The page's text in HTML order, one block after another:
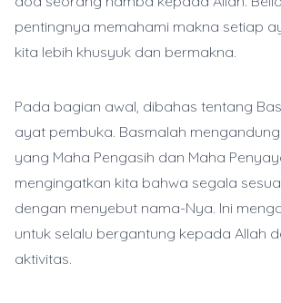
pentingnya memahami makna setiap
kita lebih khusyuk dan bermakna.
Pada bagian awal, dibahas tentang
ayat pembuka. Basmalah
yang Maha Pengasih dan Maha
mengingatkan kita bahwa segala
dengan menyebut nama-Nya. Ini
untuk selalu bergantung kepada Allah
aktivitas.